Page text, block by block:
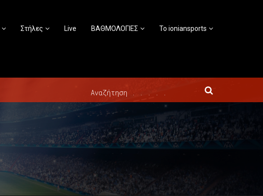
Στήλες Live ΒΑΘΜΟΛΟΓΙΕΣ Το ioniansports